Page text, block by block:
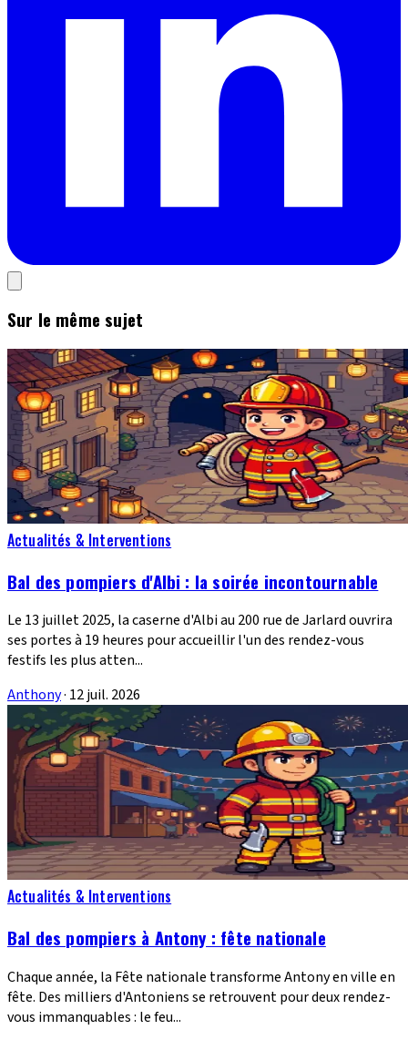
Sur le même sujet
Actualités & Interventions
Bal des pompiers d'Albi : la soirée incontournable
Le 13 juillet 2025, la caserne d'Albi au 200 rue de Jarlard ouvrira
ses portes à 19 heures pour accueillir l'un des rendez-vous
festifs les plus atten...
Anthony· 12 juil. 2026
Actualités & Interventions
Bal des pompiers à Antony : fête nationale
Chaque année, la Fête nationale transforme Antony en ville en
fête. Des milliers d'Antoniens se retrouvent pour deux rendez-
vous immanquables : le feu...